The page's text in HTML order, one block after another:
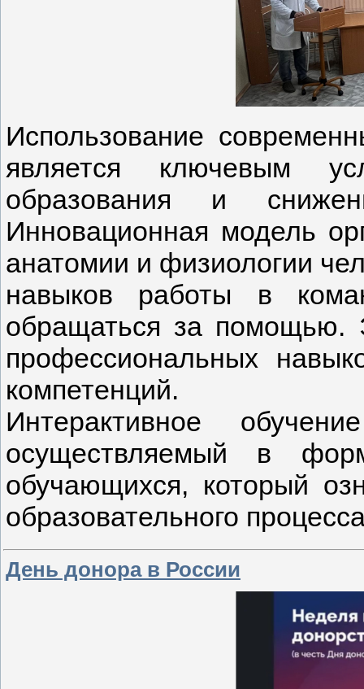
Использование
является ключевым
образования и
Инновационная модель
анатомии и физиологии
навыков работы в
обращаться за помощью.
профессиональных
компетенций.
Интерактивное
осуществляемый в
обучающихся, который
образовательного
День донора в России